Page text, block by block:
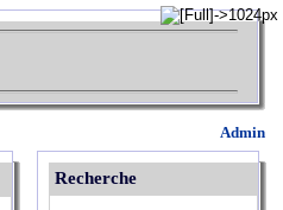
Admin
Recherche